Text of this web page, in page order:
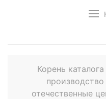
Корень каталога
производство
отечественные